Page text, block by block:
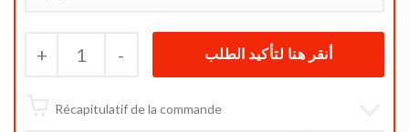
+ 1 -
Récapitulatif de la commande